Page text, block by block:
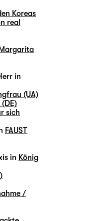
Koreas
real
in
(UA)
sich
FAUST
in König
/